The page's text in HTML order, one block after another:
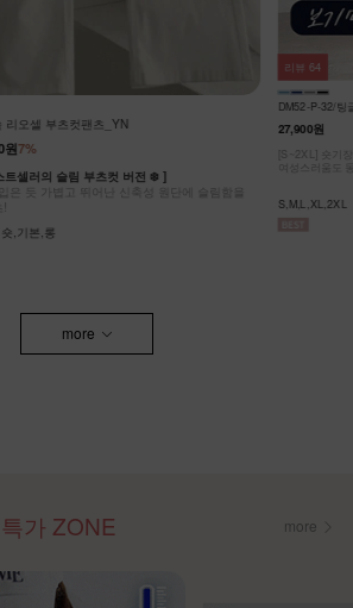
리오셀 부츠컷팬츠_YN
7%
원
트셀러의 슬림 부츠컷 버전 ❄️ ]
은 듯 가볍고 뛰어난 신축성 원단에 슬림함을
,기본,롱
DM52-P-32/팅
27,900원
[S~2XL] 숏기
여성스러움도
S,M,L,XL,2XL
리뷰 64
more
특가 ZONE more